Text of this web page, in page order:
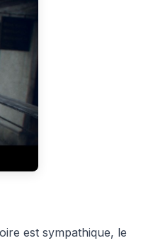
est sympathique, le